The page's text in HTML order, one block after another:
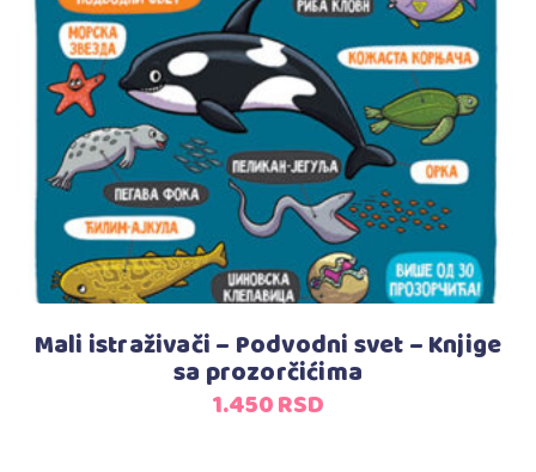
Dodaj u korpu
Mali istraživači – Podvodni svet – Knjige
sa prozorčićima
1.450RSD